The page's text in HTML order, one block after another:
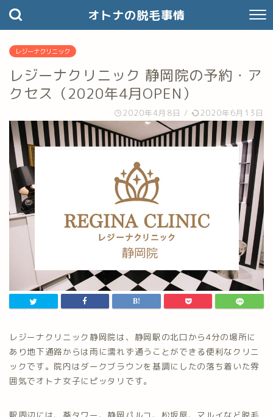
オトナの脱毛事情
レジーナクリニック
レジーナクリニック 静岡院の予約・ア
クセス（2020年4月OPEN）
2020年4月8日 / 2020年6月13日
レジーナクリニック静岡院は、静岡駅の北口から4分の場所に
あり地下通路からは雨に濡れず通うことができる便利なクリニ
ックです。院内はダークブラウンを基調にしたの落ち着いた雰
囲気でオトナ女子にピッタリです。
駅周辺には、葵タワー、静岡パルコ、松坂屋、マルイなど脱毛